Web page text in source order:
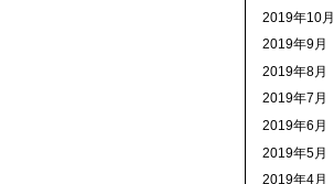
2019年10月
2019年9月
2019年8月
2019年7月
2019年6月
2019年5月
2019年4月